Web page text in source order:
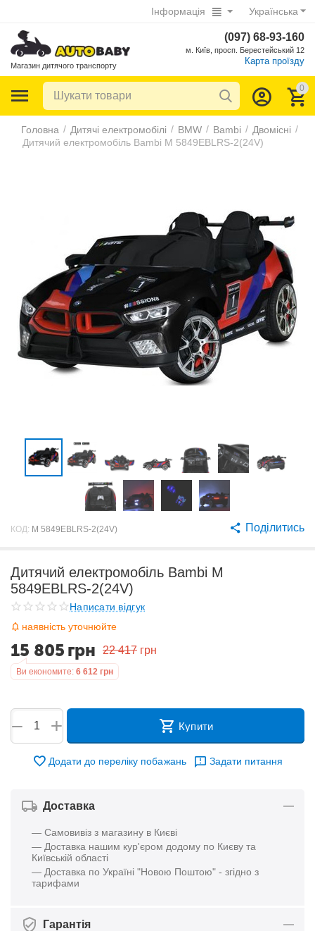
Українська
Інформація
Магазин дитячого транспорту
(097) 68-93-160
м. Київ, просп. Берестейський 12
Карта проїзду
0
Головна / Дитячі електромобілі / BMW / Bambi / Двомісні /
Дитячий електромобіль Bambi M 5849EBLRS-2(24V)
КОД: M 5849EBLRS-2(24V) Поділитись
Дитячий електромобіль Bambi M
5849EBLRS-2(24V)
Написати відгук
наявність уточнюйте
22 417 грн
15 805 грн
Ви економите: 6 612 грн
+
− Купити
Додати до переліку побажань Задати питання
Доставка
— Самовивіз з магазину в Києві
— Доставка нашим кур'єром додому по Києву та
Київській області
— Доставка по Україні "Новою Поштою" - згідно з
тарифами
Гарантія